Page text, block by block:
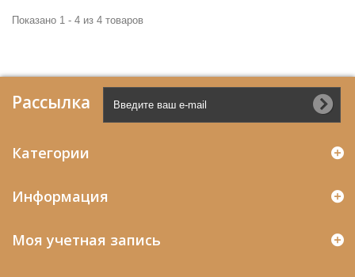
Показано 1 - 4 из 4 товаров
Рассылка
Категории
Информация
Моя учетная запись